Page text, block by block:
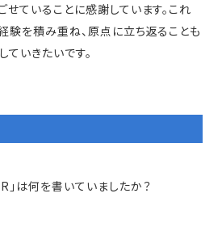
せていることに感謝しています。これ
験を積み重ね、原点に立ち返ることも
いきたいです。
」は何を書いていましたか？